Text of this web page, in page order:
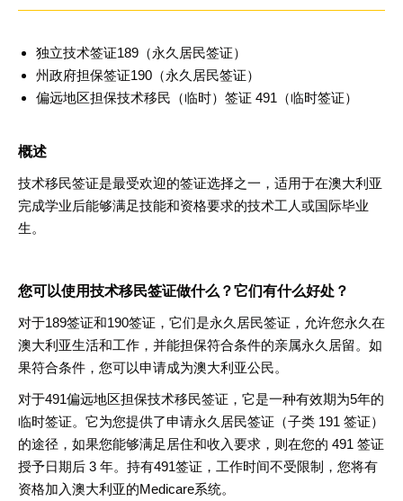
独立技术签证189 （永久居民签证）
州政府担保签证190 （永久居民签证）
偏远地区担保技术移民（临时）签证 491 （临时签证）
概述
技术移民签证是最受欢迎的签证选择之一，适用于在澳大利亚
完成学业后能够满足技能和资格要求的技术工人或国际毕业
生。
您可以使用技术移民签证做什么？它们有什么好处 ？
对于189签证和190签证，它们是永久居民签证，允许您永久在
澳大利亚生活和工作，并能担保符合条件的亲属永久居留。如
果符合条件，您可以申请成为澳大利亚公民。
对于491偏远地区担保技术移民签证，它是一种有效期为5年的
临时签证。它为您提供了申请永久居民签证（子类 191 签证）
的途径，如果您能够满足居住和收入要求，则在您的 491 签证
授予日期后 3 年。持有491签证，工作时间不受限制，您将有
资格加入澳大利亚的Medicare系统。